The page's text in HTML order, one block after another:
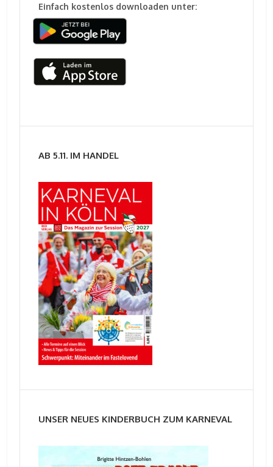
Einfach kostenlos downloaden unter:
AB 5.11. IM HANDEL
UNSER NEUES KINDERBUCH ZUM KARNEVAL